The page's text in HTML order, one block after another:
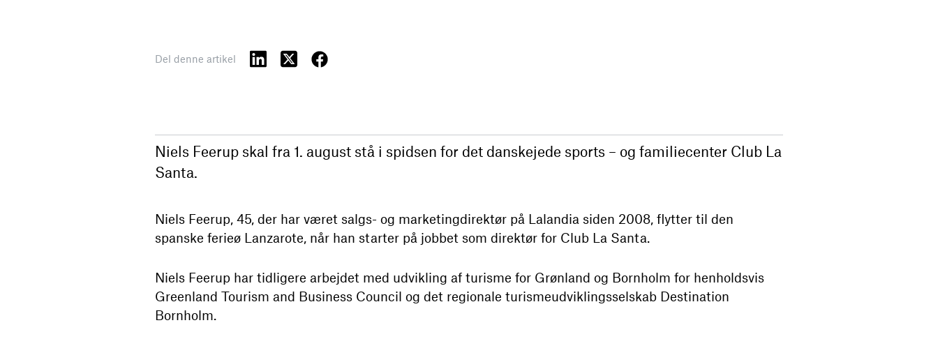
Del denne artikel
Niels Feerup skal fra 1. august stå i spidsen for det danskejede sports – og familiecenter Club La
Santa.
Niels Feerup, 45, der har været salgs- og marketingdirektør på Lalandia siden 2008, flytter til den
spanske ferieø Lanzarote, når han starter på jobbet som direktør for Club La Santa.
Niels Feerup har tidligere arbejdet med udvikling af turisme for Grønland og Bornholm for henholdsvis
Greenland Tourism and Business Council og det regionale turismeudviklingsselskab Destination
Bornholm.